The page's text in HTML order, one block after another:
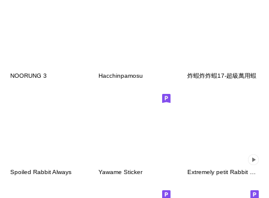
NOORUNG 3 Hacchinpamosu 炸蝦炸炸蝦17-超級萬用蝦
Spoiled Rabbit Always Yawame Sticker